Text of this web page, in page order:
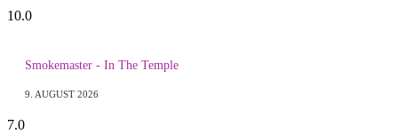
10.0
Smokemaster - In The Temple
9. AUGUST 2026
7.0